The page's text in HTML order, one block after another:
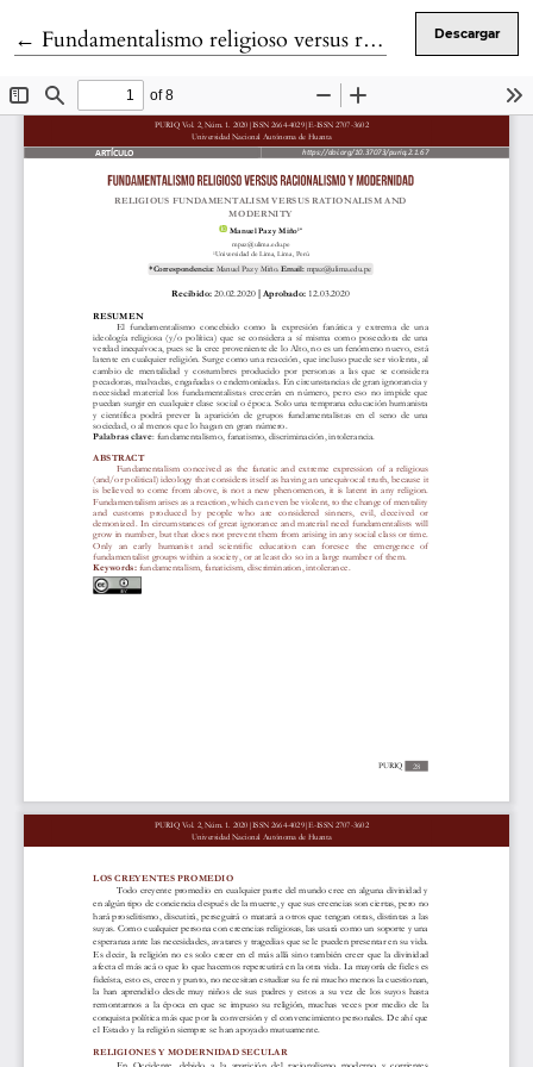
← Volver a los detalles del artículo
Fundamentalismo religioso versus racionalismo y modernidad Descargar